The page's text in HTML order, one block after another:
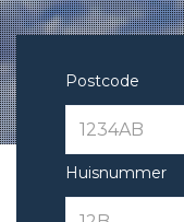
Postcode
Huisnummer